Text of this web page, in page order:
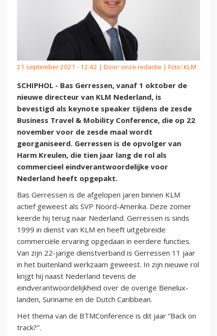
21 september 2021 - 12:42 | Door: onze redactie | Foto: KLM
SCHIPHOL - Bas Gerressen, vanaf 1 oktober de
nieuwe directeur van KLM Nederland, is
bevestigd als keynote speaker tijdens de zesde
Business Travel & Mobility Conference, die op 22
november voor de zesde maal wordt
georganiseerd. Gerressen is de opvolger van
Harm Kreulen, die tien jaar lang de rol als
commercieel eindverantwoordelijke voor
Nederland heeft opgepakt.
Bas Gerressen is de afgelopen jaren binnen KLM
actief geweest als SVP Noord-Amerika. Deze zomer
keerde hij terug naar Nederland. Gerressen is sinds
1999 in dienst van KLM en heeft uitgebreide
commerciële ervaring opgedaan in eerdere functies.
Van zijn 22-jarige dienstverband is Gerressen 11 jaar
in het buitenland werkzaam geweest. In zijn nieuwe rol
krijgt hij naast Nederland tevens de
eindverantwoordelijkheid over de overige Benelux-
landen, Suriname en de Dutch Caribbean.
Het thema van de BTMConference is dit jaar “Back on
track?".